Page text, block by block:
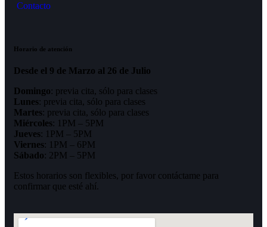
Contacto
Horario de atención
Desde el 9 de Marzo al 26 de Julio
Domingo: previa cita, sólo para clases
Lunes: previa cita, sólo para clases
Martes: previa cita, sólo para clases
Miércoles: 1PM – 5PM
Jueves: 1PM – 5PM
Viernes: 1PM – 6PM
Sábado: 2PM – 5PM
Estos horarios son flexibles, por favor contáctame para
confirmar que esté ahí.